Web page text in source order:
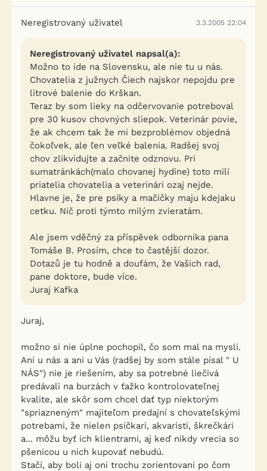
Neregistrovaný uživatel 3.3.2005 22:04
Neregistrovaný uživatel napsal(a):
Možno to ide na Slovensku, ale nie tu u nás.
Chovatelia z južnych Čiech najskor nepojdu pre
litrové balenie do Krškan.
Teraz by som lieky na odčervovanie potreboval
pre 30 kusov chovných sliepok. Veterinár povie,
že ak chcem tak že mi bezproblémov objedná
čokoľvek, ale ľen veľké balenia. Radšej svoj
chov zlikvidujte a začnite odznovu. Pri
sumatránkách(malo chovanej hydine) toto milí
priatelia chovatelia a veterinári ozaj nejde.
Hlavne je, že pre psíky a mačičky maju kdejaku
cetku. Nič proti týmto milým zvieratám.
Ale jsem vděčný za příspěvek odborníka pana
Tomáše B. Prosím, chce to častější dozor.
Dotazů je tu hodně a doufám, že Vašich rad,
pane doktore, bude více.
Juraj Kafka
Juraj,
možno si nie úplne pochopil, čo som mal na mysli.
Ani u nás a ani u Vás (radšej by som stále písal " U
NÁS") nie je riešením, aby sa potrebné liečivá
predávali na burzách v ťažko kontrolovateľnej
kvalite, ale skôr som chcel dať typ niektorým
"spriazneným" majiteľom predajní s chovateľskými
potrebami, že nielen psíčkari, akvaristi, škrečkári
a... môžu byť ich klientrami, aj keď nikdy vrecia so
pšenicou u nich kupovať nebudú.
Stačí, aby boli aj oni trochu zorientovaní po čom